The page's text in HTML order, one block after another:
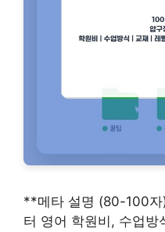
**메타 설명 (80-100
터 영어 학원비, 수업방